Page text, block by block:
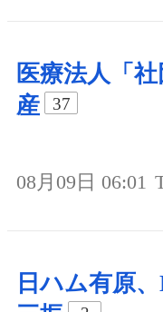
医療法人「
産
37
08月09日 06:01
日ハム有原